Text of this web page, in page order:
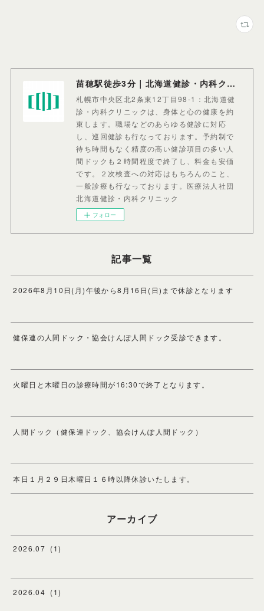
苗穂駅徒歩3分｜北海道健診・内科クリニック
札幌市中央区北2条東12丁目98-1：北海道健
診・内科クリニックは、身体と心の健康を約
束します。職場などのあらゆる健診に対応
し、巡回健診も行なっております。予約制で
待ち時間もなく精度の高い健診項目の多い人
間ドックも２時間程度で終了し、料金も安価
です。２次検査への対応はもちろんのこと、
一般診療も行なっております。医療法人社団
北海道健診・内科クリニック
フォロー
記事一覧
2026年8月10日(月)午後から8月16日(日)まで休診となります
健保連の人間ドック・協会けんぽ人間ドック受診できます。
火曜日と木曜日の診療時間が16:30で終了となります。
人間ドック（健保連ドック、協会けんぽ人間ドック）
本日１月２９日木曜日１６時以降休診いたします。
アーカイブ
2026.07 (1)
2026.04 (1)